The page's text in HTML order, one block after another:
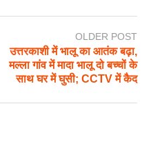
OLDER POST
उत्तरकाशी में भालू का आतंक बढ़ा,
मल्ला गांव में मादा भालू दो बच्चों के
साथ घर में घुसी; CCTV में कैद